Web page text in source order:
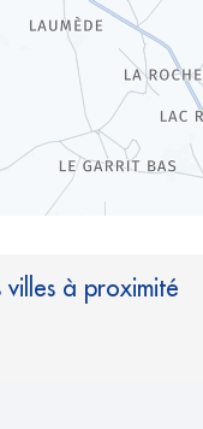
villes à proximité